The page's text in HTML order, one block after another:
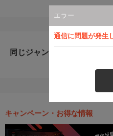
エラー
通信に問題が発生
同じジャンルのおすすめ番組
キャンペーン・お得な情報